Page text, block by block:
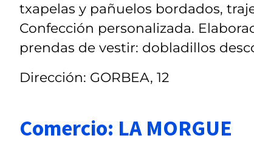
txapelas y pañuelos bordados,
Confección personalizada.
prendas de vestir: dobladillos
Dirección: GORBEA, 12
Comercio: LA MORGUE